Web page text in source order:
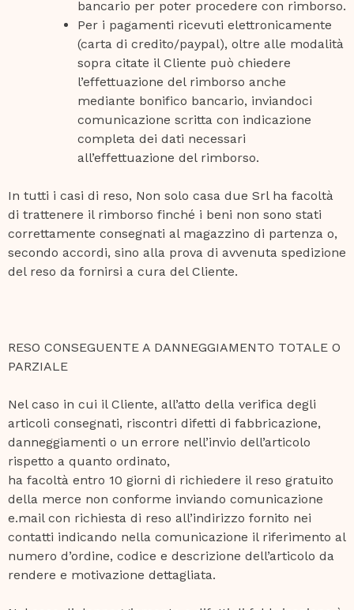
bancario per poter procedere con rimborso.
Per i pagamenti ricevuti elettronicamente
(carta di credito/paypal), oltre alle modalità
sopra citate il Cliente può chiedere
l’effettuazione del rimborso anche
mediante bonifico bancario, inviandoci
comunicazione scritta con indicazione
completa dei dati necessari
all’effettuazione del rimborso.
In tutti i casi di reso, Non solo casa due Srl ha facoltà
di trattenere il rimborso finché i beni non sono stati
correttamente consegnati al magazzino di partenza o,
secondo accordi, sino alla prova di avvenuta spedizione
del reso da fornirsi a cura del Cliente.
RESO CONSEGUENTE A DANNEGGIAMENTO TOTALE O
PARZIALE
Nel caso in cui il Cliente, all’atto della verifica degli
articoli consegnati, riscontri difetti di fabbricazione,
danneggiamenti o un errore nell’invio dell’articolo
rispetto a quanto ordinato,
ha facoltà entro 10 giorni di richiedere il reso gratuito
della merce non conforme inviando comunicazione
e.mail con richiesta di reso all’indirizzo fornito nei
contatti indicando nella comunicazione il riferimento al
numero d’ordine, codice e descrizione dell’articolo da
rendere e motivazione dettagliata.